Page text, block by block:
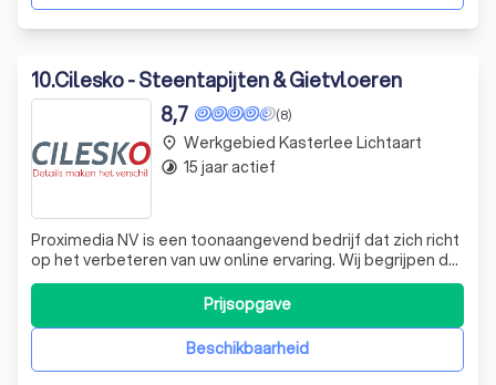
10.Cilesko - Steentapijten & Gietvloeren
(8)
8,7
Proximedia NV is een toonaangevend bedrijf dat zich richt
op het verbeteren van uw online ervaring. Wij begrijpen dat
elke gebruiker uniek is en streven ernaar om onze
websites aan te passen aan uw individuele behoeften en
voorkeuren. Onze expertise ligt in het gebruik van cookies
om de functionalit
Beschikbaarheid
Prijsopgave
place Werkgebied Kasterlee Lichtaart
timelapse 15 jaar actief